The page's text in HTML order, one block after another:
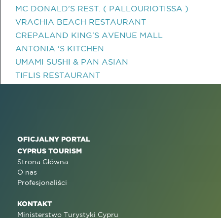
MC DONALD'S REST. ( PALLOURIOTISSA )
VRACHIA BEACH RESTAURANT
CREPALAND KING'S AVENUE MALL
ANTONIA 'S KITCHEN
UMAMI SUSHI & PAN ASIAN
TIFLIS RESTAURANT
OFICJALNY PORTAL
CYPRUS TOURISM
Strona Główna
O nas
Profesjonaliści
KONTAKT
Ministerstwo Turystyki Cypru